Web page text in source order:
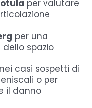
per valutare
per una
dello spazio
nei casi sospetti di
o per
il danno